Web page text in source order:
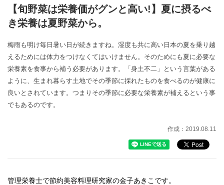
【旬野菜は栄養価がグンと高い!】夏に摂るべ
き栄養は夏野菜から。
梅雨も明け毎日暑い日が続きますね。湿度も共に高い日本の夏を乗り越
えるためには体力をつけなくてはいけません。そのためにも夏に必要な
栄養素を食事から補う必要があります。「身土不二」という言葉がある
ように、生まれ暮らす土地でその季節に採れたものを食べるのが健康に
良いとされています。つまりその季節に必要な栄養素が補えるという事
でもあるのです。
作成：2019.08.11
管理栄養士で節約美容料理研究家の金子あきこです。